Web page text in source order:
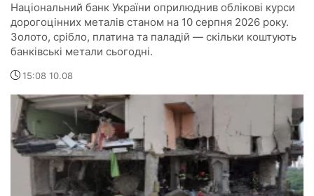
Національний банк України оприлюднив облікові курси
дорогоцінних металів станом на 10 серпня 2026 року.
Золото, срібло, платина та паладій — скільки коштують
банківські метали сьогодні.
15:08 10.08